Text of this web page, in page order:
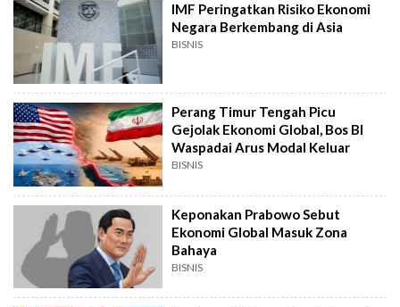
IMF Peringatkan Risiko Ekonomi
Negara Berkembang di Asia
BISNIS
Perang Timur Tengah Picu
Gejolak Ekonomi Global, Bos BI
Waspadai Arus Modal Keluar
BISNIS
Keponakan Prabowo Sebut
Ekonomi Global Masuk Zona
Bahaya
BISNIS